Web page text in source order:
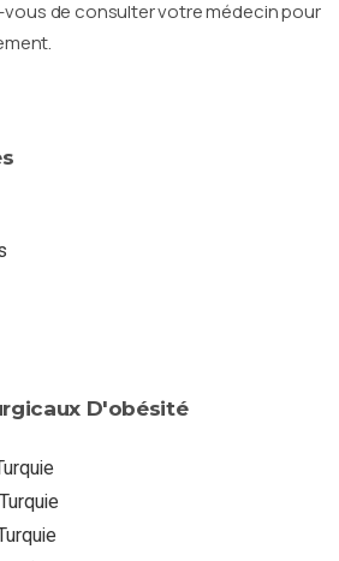
vous de consulter votre médecin pour
D'obésité
Dr HE